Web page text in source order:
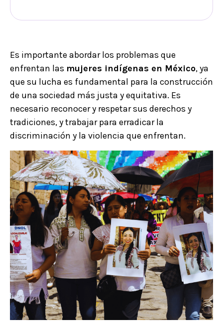
Es importante abordar los problemas que
enfrentan las mujeres indígenas en México, ya
que su lucha es fundamental para la construcción
de una sociedad más justa y equitativa. Es
necesario reconocer y respetar sus derechos y
tradiciones, y trabajar para erradicar la
discriminación y la violencia que enfrentan.